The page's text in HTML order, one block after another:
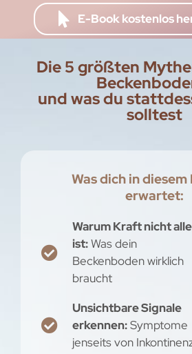
E-Book kostenlos
Die 5 größten
und was du
solltest
Was dich in
erwartet:
Warum Kraft nicht
ist:Was dein
Beckenboden wirklich
braucht
Unsichtbare Signale
erkennen:Symptome
jenseits von